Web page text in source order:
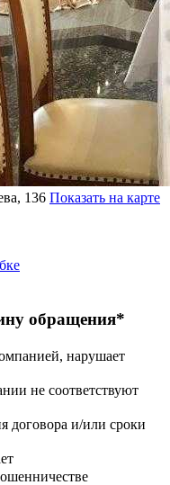
136 Показать на карте
обращения*
нарушает
не соответствуют
договора и/или сроки